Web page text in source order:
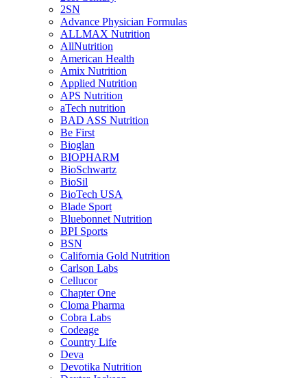
2SN
Advance Physician Formulas
ALLMAX Nutrition
AllNutrition
American Health
Amix Nutrition
Applied Nutrition
APS Nutrition
aTech nutrition
BAD ASS Nutrition
Be First
Bioglan
BIOPHARM
BioSchwartz
BioSil
BioTech USA
Blade Sport
Bluebonnet Nutrition
BPI Sports
BSN
California Gold Nutrition
Carlson Labs
Cellucor
Chapter One
Cloma Pharma
Cobra Labs
Codeage
Country Life
Deva
Devotika Nutrition